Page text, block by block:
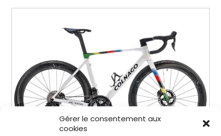
Gérer le consentement aux
cookies